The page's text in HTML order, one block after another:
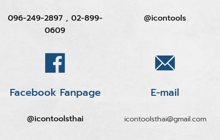
096-249-2897 , 02-899-
0609
@icontools
Facebook Fanpage
@icontoolsthai
E-mail
icontoolsthai@gmail.com